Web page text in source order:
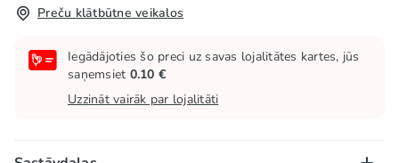
Preču klātbūtne veikalos
Iegādājoties šo preci uz savas lojalitātes kartes, jūs
saņemsiet 0.10 €
Uzzināt vairāk par lojalitāti